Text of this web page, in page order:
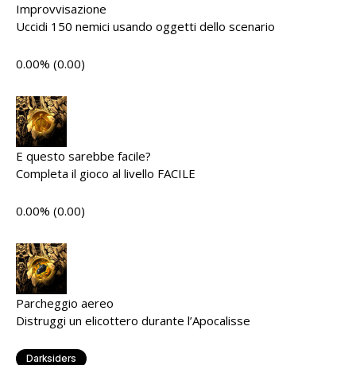
Improvvisazione
Uccidi 150 nemici usando oggetti dello scenario
0.00% (0.00)
E questo sarebbe facile?
Completa il gioco al livello FACILE
0.00% (0.00)
Parcheggio aereo
Distruggi un elicottero durante l’Apocalisse
Darksiders